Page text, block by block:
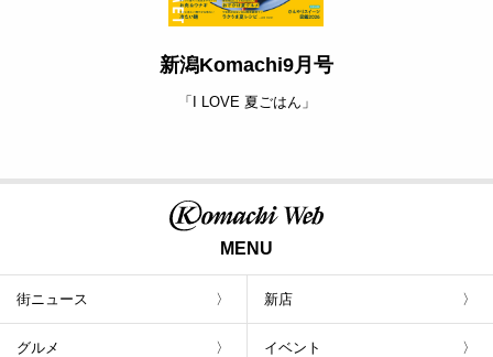
新潟Komachi9月号
「I LOVE 夏ごはん」
MENU
街ニュース 新店
グルメ イベント